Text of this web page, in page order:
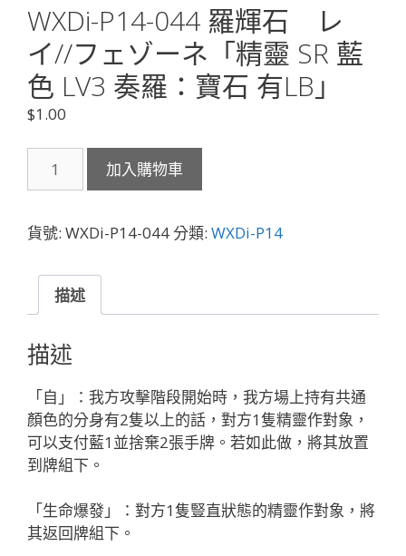
WXDi-P14-044 羅輝石 レ
イ//フェゾーネ「精靈 SR 藍
色 LV3 奏羅：寶石 有LB」
$1.00
P14-
羅
石
イ//
フ
ェ
ゾ
ー
ネ
「精
靈
SR
藍
色
加入購物車
貨號: WXDi-P14-044分類: WXDi-P14
描述
描述
「自」：我方攻擊階段開始時，我方場上持有共通
顏色的分身有2隻以上的話，對方1隻精靈作對象，
可以支付藍1並捨棄2張手牌。若如此做，將其放置
到牌組下。
「生命爆發」：對方1隻豎直狀態的精靈作對象，將
其返回牌組下。